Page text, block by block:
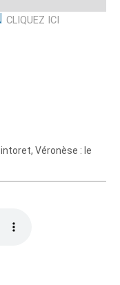
CLIQUEZ ICI
ici
Véronèse : le